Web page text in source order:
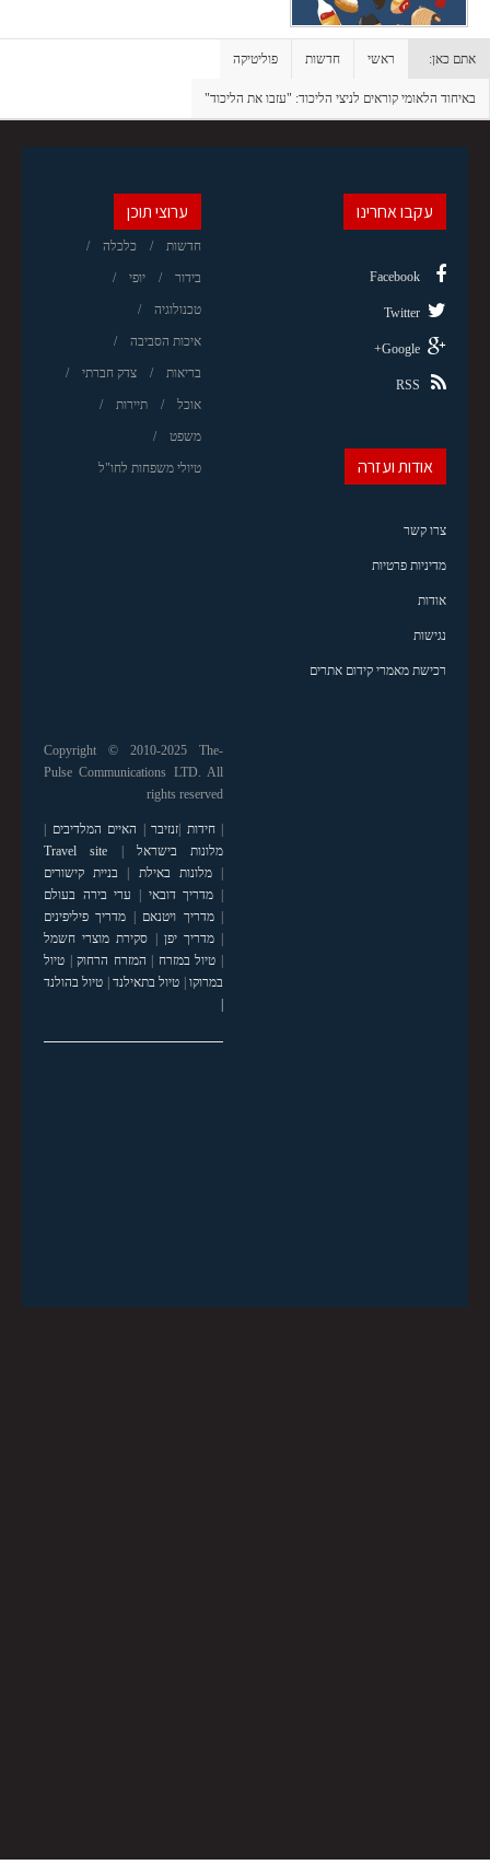
אתם כאן: ראשי חדשות פוליטיקה
באיחוד הלאומי קוראים לניצי הליכוד: "עזבו את הליכוד"
ערוצי תוכן
חדשות כלכלה
בידור יופי
טכנולוגיה
איכות הסביבה
בריאות צדק חברתי
אוכל תיירות
משפט
טיולי משפחות לחו"ל
עקבו אחרינו
Facebook
Twitter
Google+
RSS
אודות ועזרה
צרו קשר
מדיניות פרטיות
אודות
נגישות
רכישת מאמרי קידום אתרים
Copyright © 2010-2025 The-
Pulse Communications LTD. All
rights reserved
|חידות |זנזיבר | האיים המלדיבים |
מלונות בישראל |
Travel site
|מלונות באילת | בניית קישורים
| מדריך דובאי | ערי בירה בעולם
|מדריך ויטנאם | מדריך פיליפינים
|מדריך יפן | סקירת מוצרי חשמל
| טיול במזרח | המזרח הרחוק| טיול
במרוקו| טיול בתאילנד| טיול בהולנד
|